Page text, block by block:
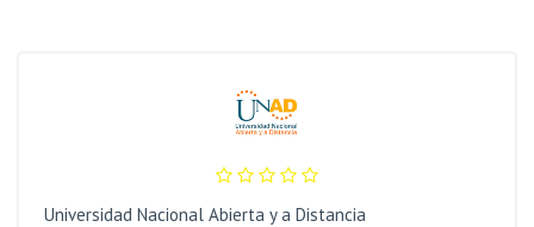
Universidad Nacional Abierta y a Distancia